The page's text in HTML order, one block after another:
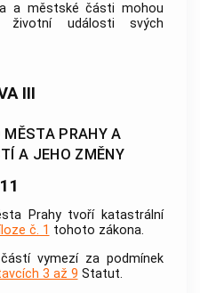
a městské části mohou
životní události svých
III
MĚSTA PRAHY A
A JEHO ZMĚNY
Prahytvoří katastrální
č. 1 tohoto zákona.
vymezí za podmínek
3 až 9 Statut.